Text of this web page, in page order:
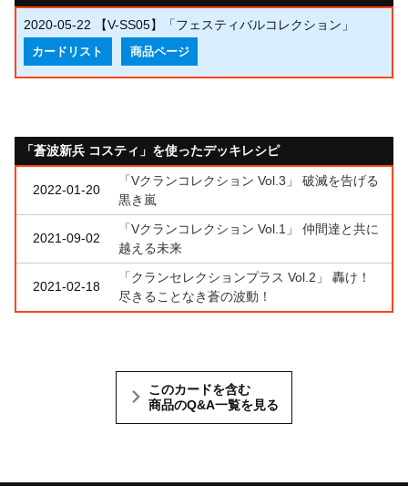
2020-05-22 【V-SS05】「フェスティバルコレクション」
カードリスト 商品ページ
「蒼波新兵 コスティ」を使ったデッキレシピ
2022-01-20
「Vクランコレクション Vol.3」 破滅を告げる
黒き嵐
2021-09-02
「Vクランコレクション Vol.1」 仲間達と共に
越える未来
2021-02-18
「クランセレクションプラス Vol.2」 轟け！
尽きることなき蒼の波動！
このカードを含む
商品のQ&A一覧を見る